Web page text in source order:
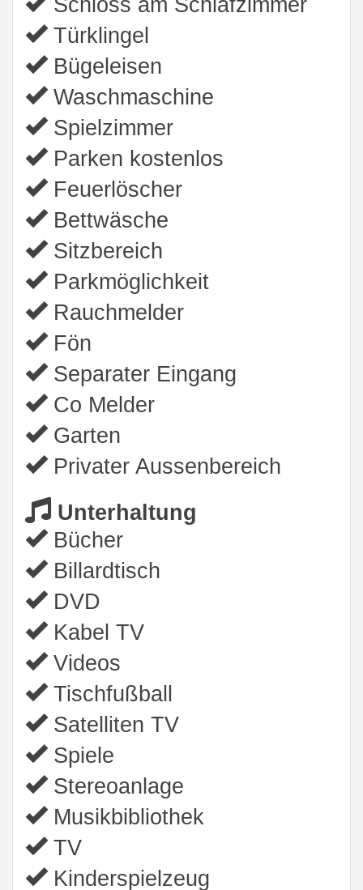
Türklingel
Bügeleisen
Waschmaschine
Spielzimmer
Parken kostenlos
Feuerlöscher
Bettwäsche
Sitzbereich
Parkmöglichkeit
Rauchmelder
Fön
Separater Eingang
Co Melder
Garten
Privater Aussenbereich
Unterhaltung
Bücher
Billardtisch
DVD
Kabel TV
Videos
Tischfußball
Satelliten TV
Spiele
Stereoanlage
Musikbibliothek
TV
Kinderspielzeug